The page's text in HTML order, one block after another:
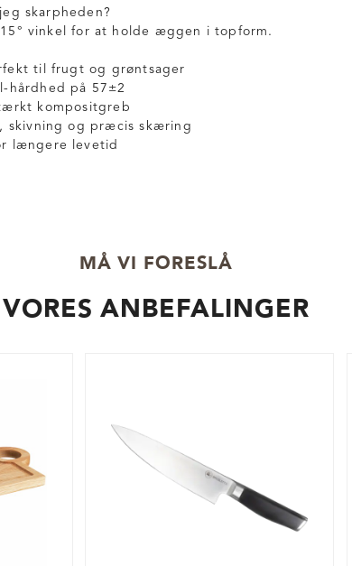
skarpheden?
vinkel for at holde æggen i topform.
til frugt og grøntsager
hårdhed på 57±2
kompositgreb
skivning og præcis skæring
længere levetid
MÅ VI FORESLÅ
VORES ANBEFALINGER